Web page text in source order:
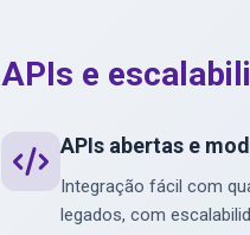
APIs e
APIs abertas e
Integração fácil com
legados, com